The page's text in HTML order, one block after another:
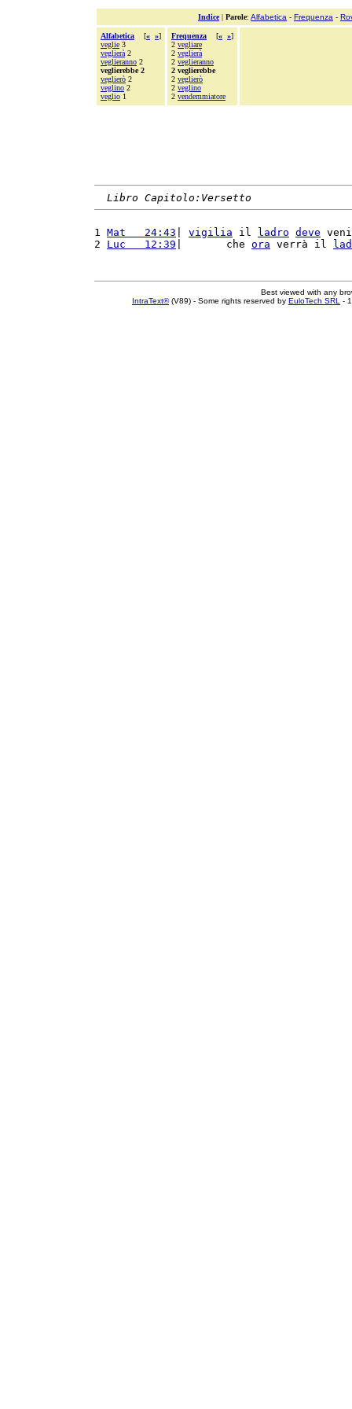
Indice| Parole: Alfabetica - Frequenza -
Alfabetica [« »]
veglie 3
veglierà 2
veglieranno 2
veglierebbe 2
veglierò 2
veglino 2
veglio 1
Frequenza [« »]
2 vegliare
2 veglierà
2 veglieranno
2 veglierebbe
2 veglierò
2 veglino
2 vendemmiatore
Libro Capitolo:Versetto
1 Mat   24:43 vigilia il ladro deve
2 Luc   12:39 |       che ora verrà il
Best viewed with any
IntraText®(V89) - Some rights reserved by EuloTech SRL -